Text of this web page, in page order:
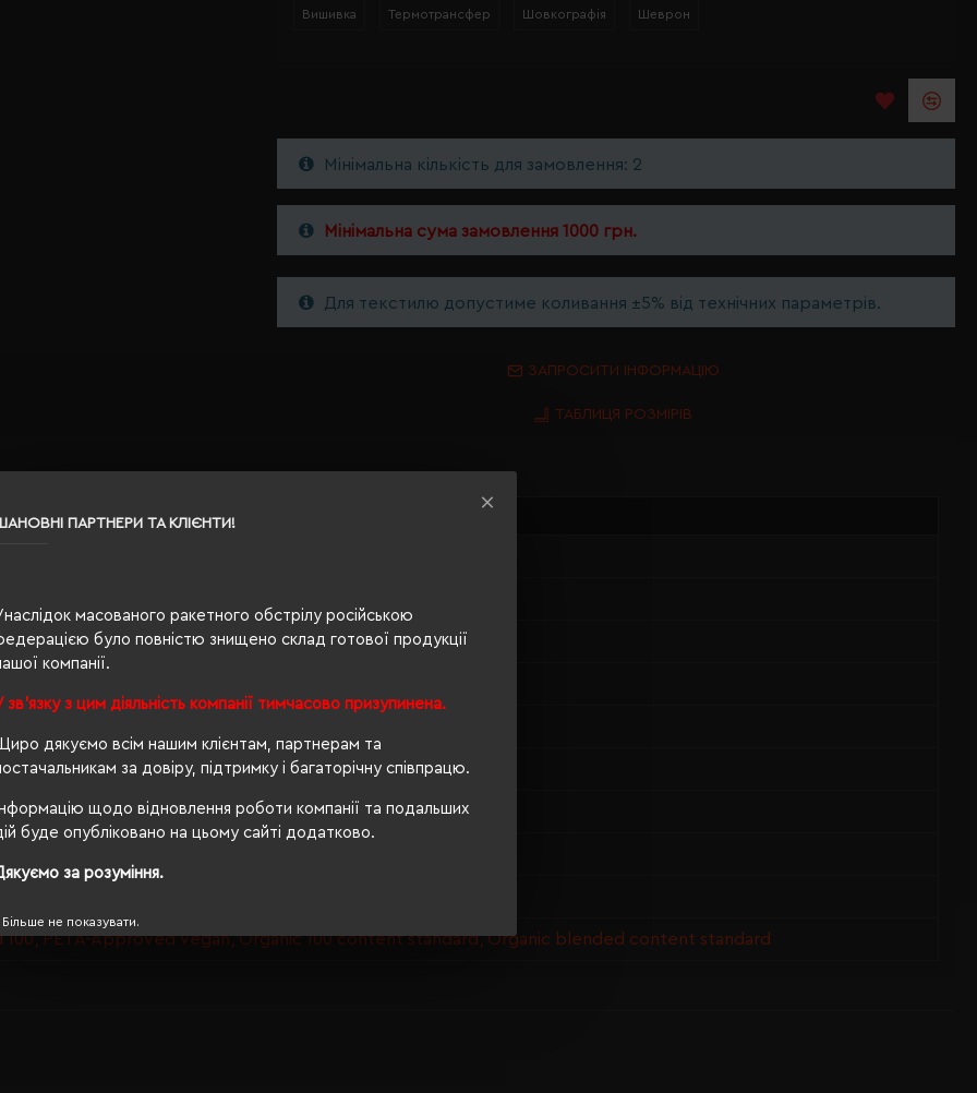
ПАРТНЕРИ ТА КЛІЄНТИ!
масованого ракетного обстрілу російською
було повністю знищено склад готової продукції
компанії.
зв'язку з цим діяльність компанії тимчасово призупинена.
дякуємо всім нашим клієнтам, партнерам та
за довіру, підтримку і багаторічну співпрацю.
щодо відновлення роботи компанії та подальших
буде опубліковано на цьому сайті додатково.
за розуміння.
Більше не показувати.
Вишивка Термотрансфер Шовкографія Шеврон
Мінімальна кількість для замовлення: 2
Мінімальна сума замовлення 1000 грн.
Для текстилю допустиме коливання ±5% від технічних параметрів.
ЗАПРОСИТИ ІНФОРМАЦІЮ
ТАБЛИЦЯ РОЗМІРІВ
100, PETA-Approved Vegan, Organic 100 content standard, Organic blended content standard